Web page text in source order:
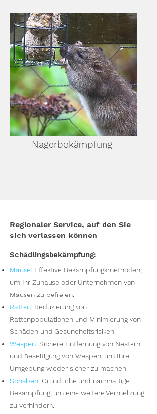
Nagerbekämpfung
Regionaler Service, auf den Sie
sich verlassen können
Schädlingsbekämpfung:
Mäuse: Effektive Bekämpfungsmethoden,
um Ihr Zuhause oder Unternehmen von
Mäusen zu befreien.
Ratten: Reduzierung von
Rattenpopulationen und Minimierung von
Schäden und Gesundheitsrisiken.
Wespen: Sichere Entfernung von Nestern
und Beseitigung von Wespen, um Ihre
Umgebung wieder sicher zu machen.
Schaben: Gründliche und nachhaltige
Bekämpfung, um eine weitere Vermehrung
zu verhindern.